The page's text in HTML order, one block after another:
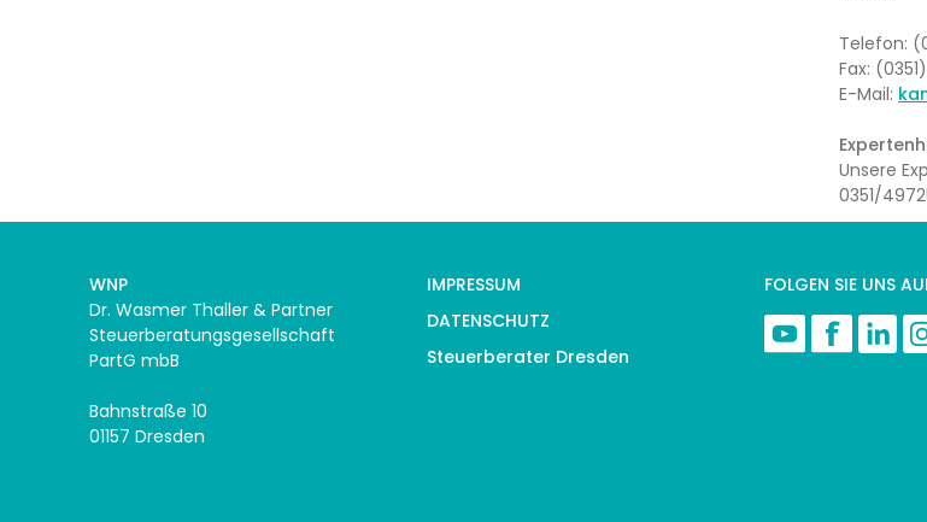
Telefon:
Fax:
E-Mail:
Unsere
0351/
WNP
Dr. Wasmer Thaller & Partner
Steuerberatungsgesellschaft
PartG mbB
Bahnstraße 10
01157 Dresden
IMPRESSUM
DATENSCHUTZ
Steuerberater Dresden
FOLGEN SIE UNS